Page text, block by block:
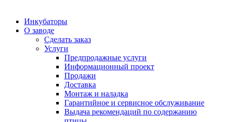
Инкубаторы
О заводе
Сделать заказ
Услуги
Предпродажные услуги
Информационный проект
Продажи
Доставка
Монтаж и наладка
Гарантийное и сервисное обслуживание
Выдача рекомендаций по содержанию